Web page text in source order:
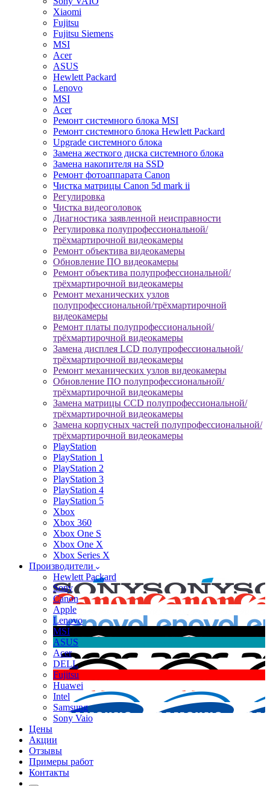
Xiaomi
Fujitsu
Fujitsu Siemens
MSI
Acer
ASUS
Hewlett Packard
Lenovo
MSI
Acer
Ремонт системного блока MSI
Ремонт системного блока Hewlett Packard
Upgrade системного блока
Замена жесткого диска системного блока
Замена накопителя на SSD
Ремонт фотоаппарата Canon
Чистка матрицы Canon 5d mark ii
Регулировка
Чистка видеоголовок
Диагностика заявленной неисправности
Регулировка полупрофессиональной/
трёхмартирочной видеокамеры
Ремонт объектива видеокамеры
Обновление ПО видеокамеры
Ремонт объектива полупрофессиональной/
трёхмартирочной видеокамеры
Ремонт механических узлов
полупрофессиональной/трёхмартирочной
видеокамеры
Ремонт платы полупрофессиональной/
трёхмартирочной видеокамеры
Замена дисплея LCD полупрофессиональной/
трёхмартирочной видеокамеры
Ремонт механических узлов видеокамеры
Обновление ПО полупрофессиональной/
трёхмартирочной видеокамеры
Замена матрицы CCD полупрофессиональной/
трёхмартирочной видеокамеры
Замена корпусных частей полупрофессиональной/
трёхмартирочной видеокамеры
PlayStation
PlayStation 1
PlayStation 2
PlayStation 3
PlayStation 4
PlayStation 5
Xbox
Xbox 360
Xbox One S
Xbox One X
Xbox Series X
Производители
Hewlett Packard
Sony
Canon
Apple
Lenovo
MSI
ASUS
Acer
DELL
Fujitsu
Huawei
Intel
Samsung
Sony Vaio
Цены
Акции
Отзывы
Примеры работ
Контакты